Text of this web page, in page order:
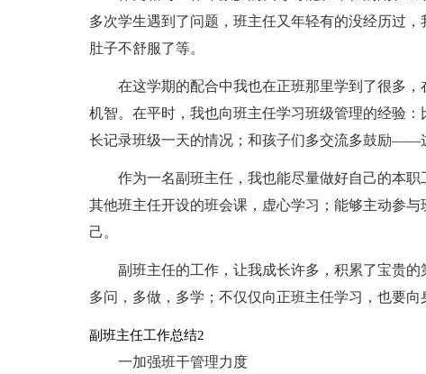
多次学生遇到了问题，班主任又年轻有的没经历过
肚子不舒服了等。
在这学期的配合中我也在正班那里学到了很多
机智。在平时，我也向班主任学习班级管理的经验
长记录班级一天的情况；和孩子们多交流多鼓励——
作为一名副班主任，我也能尽量做好自己的本
其他班主任开设的班会课，虚心学习；能够主动参
己。
副班主任的工作，让我成长许多，积累了宝贵
多问，多做，多学；不仅仅向正班主任学习，也要
副班主任工作总结2
一加强班干管理力度